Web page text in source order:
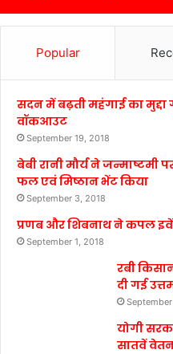
Popular
सदन में बढ़ती महंगाई का मुद्दा
वॉकआउट
September 19, 2018
बेबी रानी मौर्य ने जन्माष्टमी
फल एवं मिष्ठान भेंट किया
September 3, 2018
प्रणब और शिबनाथ ने कपल
September 1, 2018
रबी
दी गई
योगी
सातवें